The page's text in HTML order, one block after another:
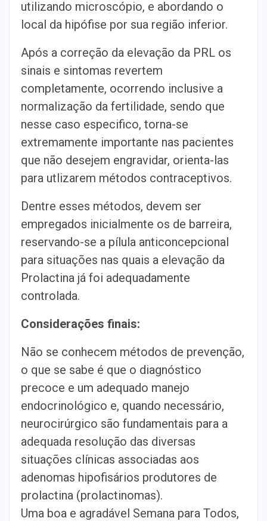
utilizando microscópio, e abordando o
local da hipófise por sua região inferior.
Após a correção da elevação da PRL os
sinais e sintomas revertem
completamente, ocorrendo inclusive a
normalização da fertilidade, sendo que
nesse caso especifico, torna-se
extremamente importante nas pacientes
que não desejem engravidar, orienta-las
para utlizarem métodos contraceptivos.
Dentre esses métodos, devem ser
empregados inicialmente os de barreira,
reservando-se a pílula anticoncepcional
para situações nas quais a elevação da
Prolactina já foi adequadamente
controlada.
Considerações finais:
Não se conhecem métodos de prevenção,
o que se sabe é que o diagnóstico
precoce e um adequado manejo
endocrinológico e, quando necessário,
neurocirúrgico são fundamentais para a
adequada resolução das diversas
situações clínicas associadas aos
adenomas hipofisários produtores de
prolactina (prolactinomas).
Uma boa e agradável Semana para Todos,